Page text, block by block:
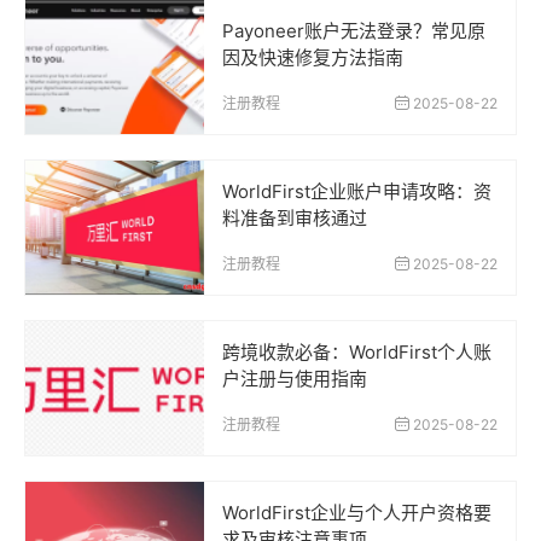
Payoneer账户无法登录？常见原
因及快速修复方法指南
注册教程 2025-08-22
WorldFirst企业账户申请攻略：资
料准备到审核通过
注册教程 2025-08-22
跨境收款必备：WorldFirst个人账
户注册与使用指南
注册教程 2025-08-22
WorldFirst企业与个人开户资格要